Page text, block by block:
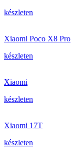
készleten
Xiaomi Poco X8 Pro
készleten
Xiaomi
készleten
Xiaomi 17T
készleten